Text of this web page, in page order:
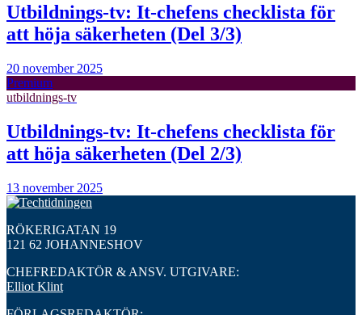
Utbildnings-tv: It-chefens checklista för
att höja säkerheten (Del 3/3)
20 november 2025
Premium
utbildnings-tv
Utbildnings-tv: It-chefens checklista för
att höja säkerheten (Del 2/3)
13 november 2025
RÖKERIGATAN 19
121 62 JOHANNESHOV
CHEFREDAKTÖR & ANSV. UTGIVARE:
Elliot Klint